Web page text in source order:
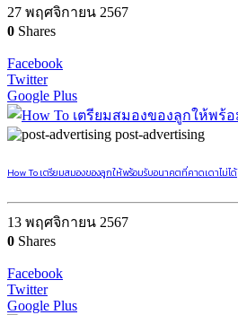
27 พฤศจิกายน 2567
0 Shares
Facebook
Twitter
Google Plus
post-advertising
How To เตรียมสมองของลูกให้พร้อมรับอนาคตที่คาดเดาไม่ได้
13 พฤศจิกายน 2567
0 Shares
Facebook
Twitter
Google Plus